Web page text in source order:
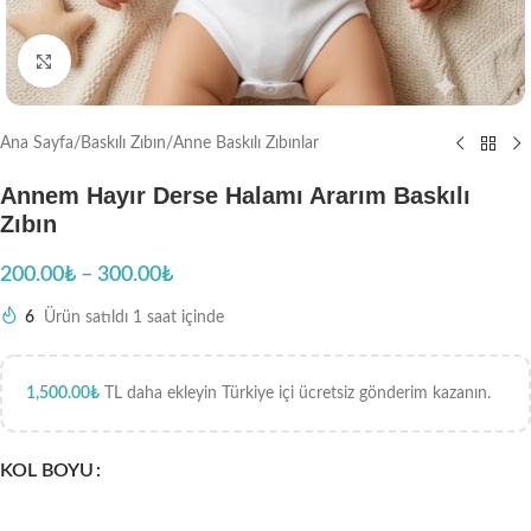
Büyütmek için tıklayın
Ana Sayfa/ Baskılı Zıbın/Anne Baskılı Zıbınlar
Annem Hayır Derse Halamı Ararım Baskılı
Zıbın
200.00₺ – 300.00₺
6 Ürün satıldı 1 saat içinde
1,500.00₺ TL daha ekleyin Türkiye içi ücretsiz gönderim kazanın.
KOL BOYU